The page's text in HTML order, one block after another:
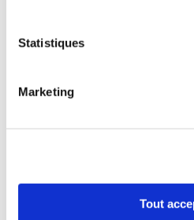
Statistiques
Marketing
Tout
votre